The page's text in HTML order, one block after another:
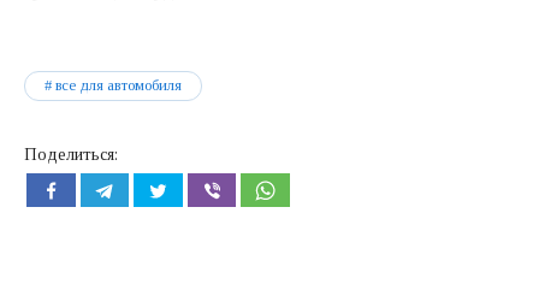
все для автомобиля
Поделиться: